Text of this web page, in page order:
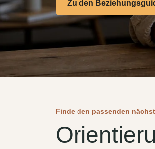
Zu den
Finde den passenden